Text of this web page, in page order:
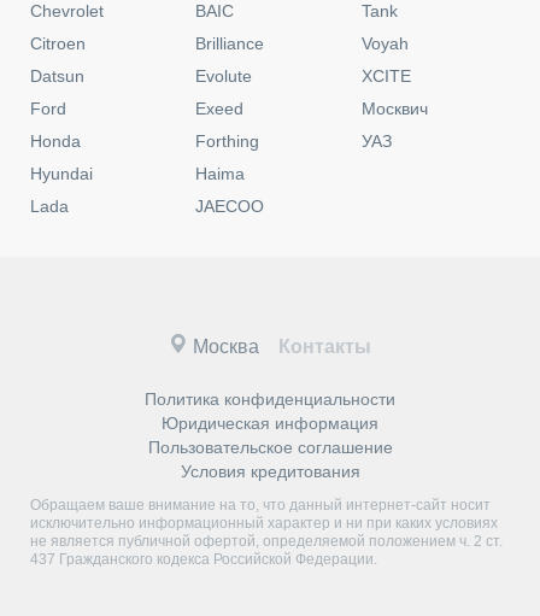
Chevrolet
Citroen
Datsun
Ford
Honda
Hyundai
Lada
BAIC
Brilliance
Evolute
Exeed
Forthing
Haima
JAECOO
Tank
Voyah
XCITE
Москвич
УАЗ
Обращаем ваше внимание на то, что данный интернет-сайт носит
исключительно информационный характер и ни при каких условиях
не является публичной офертой, определяемой положением ч. 2 ст.
437 Гражданского кодекса Российской Федерации.
Политика конфиденциальности
Юридическая информация
Пользовательское соглашение
Условия кредитования
Москва Контакты